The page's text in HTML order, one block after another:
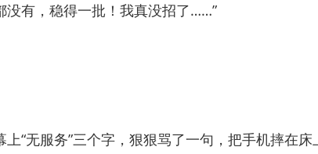
没有，稳得一批！我真没招了……”
无服务”三个字，狠狠骂了一句，把手机摔在床